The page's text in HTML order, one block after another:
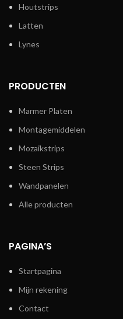
Houtstrips
Latten
Lynes
PRODUCTEN
Marmer Platen
Montagemiddelen
Mozaikstrips
Steen Strips
Wandpanelen
Alle producten
PAGINA’S
Startpagina
Mijn rekening
Contact